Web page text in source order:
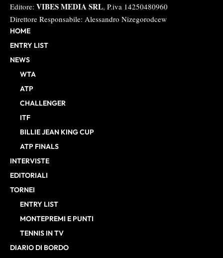
Editore: VIBES MEDIA SRL, P.iva 14250480960
Direttore Responsabile: Alessandro Nizegorodcew
HOME
ENTRY LIST
NEWS
WTA
ATP
CHALLENGER
ITF
BILLIE JEAN KING CUP
ATP FINALS
INTERVISTE
EDITORIALI
TORNEI
ENTRY LIST
MONTEPREMI E PUNTI
TENNIS IN TV
DIARIO DI BORDO